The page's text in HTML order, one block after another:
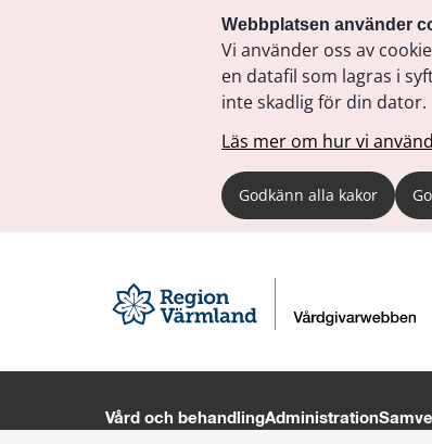
Webbplatsen använder
Vi använder oss av
en datafil som lagras i
inte skadlig för din dator.
Läs mer om hur vi
Godkänn alla kakor
Vård och behandlingAdministration